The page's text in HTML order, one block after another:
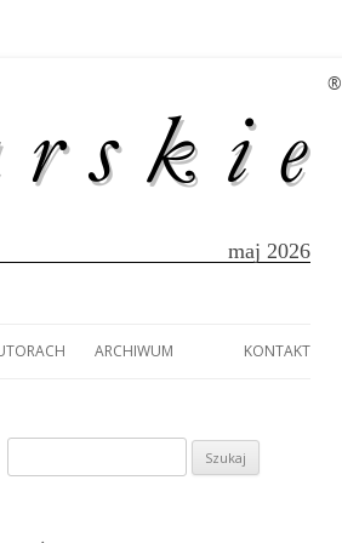
maj 2026
®
ARCHIWUM KONTAKT